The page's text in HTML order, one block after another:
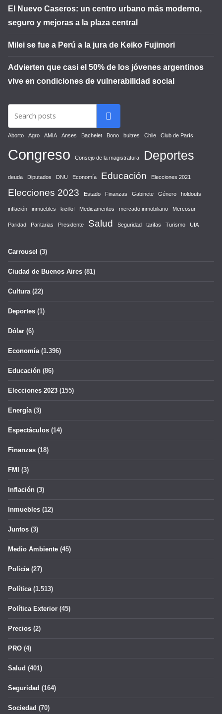
El Nuevo Caseros: un centro urbano más moderno,
seguro y mejoras a la plaza central
Milei se fue a Perú a la jura de Keiko Fujimori
Advierten que casi el 50% de los jóvenes argentinos
vive en condiciones de vulnerabilidad social
Aborto Agro AMIA Anses Bachelet Bono buitres Chile Club de París
Congreso Consejo de la magistratura Deportes
deuda Diputados DNU Economía Educación Elecciones 2021
Elecciones 2023 Estado Finanzas Gabinete Género holdouts
inflación inmuebles kicillof Medicamentos mercado inmobiliario Mercosur
Paridad Paritarias Presidente Salud Seguridad tarifas Turismo UIA
Carrousel (3)
Ciudad de Buenos Aires (81)
Cultura(22)
Deportes (1)
Dólar (6)
Economía(1.396)
Educación (86)
Elecciones 2023 (155)
Energía(3)
Espectáculos (14)
Finanzas (18)
FMI (3)
Inflación (3)
Inmuebles (12)
Juntos (3)
Medio Ambiente (45)
Policía(27)
Política(1.513)
Política Exterior (45)
Precios (2)
PRO (4)
Salud (401)
Seguridad (164)
Sociedad (70)